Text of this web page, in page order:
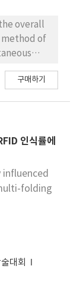
of
and
SaaS
it,
quality
and
A
overall
of
plans
load factor
the
the user
users to
period
and
a certain
구매하기
인식률에
folding
대회